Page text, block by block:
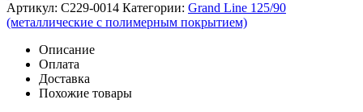
Артикул: C229-0014 Категории: Grand Line 125/90
(металлические с полимерным покрытием)
Описание
Оплата
Доставка
Похожие товары